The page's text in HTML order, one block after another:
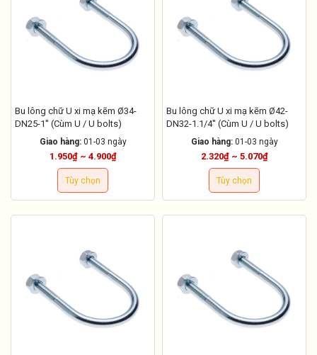
Bu lông chữ U xi mạ kẽm Ø34-
DN25-1'' (Cùm U / U bolts)
Giao hàng: 01-03 ngày
1.950₫ ~ 4.900₫
Tùy chọn
Bu lông chữ U xi mạ kẽm Ø42-
DN32-1.1/4'' (Cùm U / U bolts)
Giao hàng: 01-03 ngày
2.320₫ ~ 5.070₫
Tùy chọn